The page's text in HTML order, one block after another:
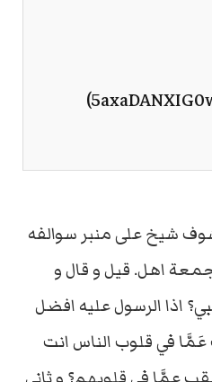
شيخ على منبر سوالفه
اهل. قيل و قال و
اذا الرسول عليه افضل
عَمَّا في قلوب الناس انت